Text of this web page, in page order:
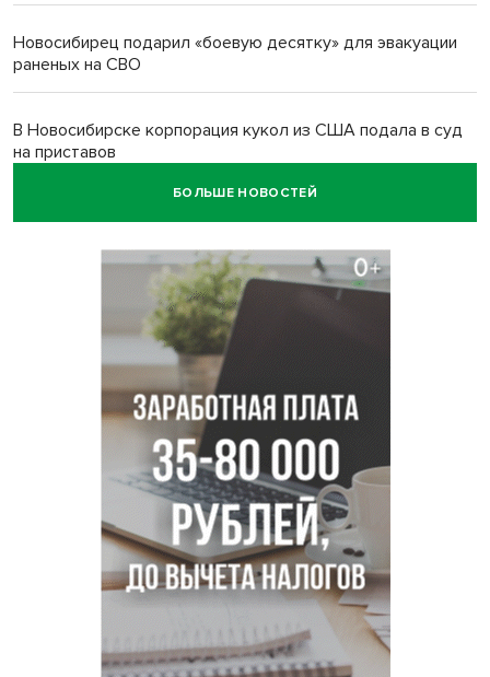
Новосибирец подарил «боевую десятку» для эвакуации
раненых на СВО
В Новосибирске корпорация кукол из США подала в суд
на приставов
В Новосибирске минздрав объявил бесплатную
В Новосибирске врачи прооперировали 25 тысяч
пациентов с катарактой
Знаменитый орангутан Бату отметил юбилей в
новосибирском зоопарке
Новосибирские хирурги спасли сердце восьмиклассницы
с донорским клапаном
БОЛЬШЕ НОВОСТЕЙ